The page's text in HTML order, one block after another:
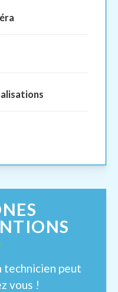
technicien peut
vous !